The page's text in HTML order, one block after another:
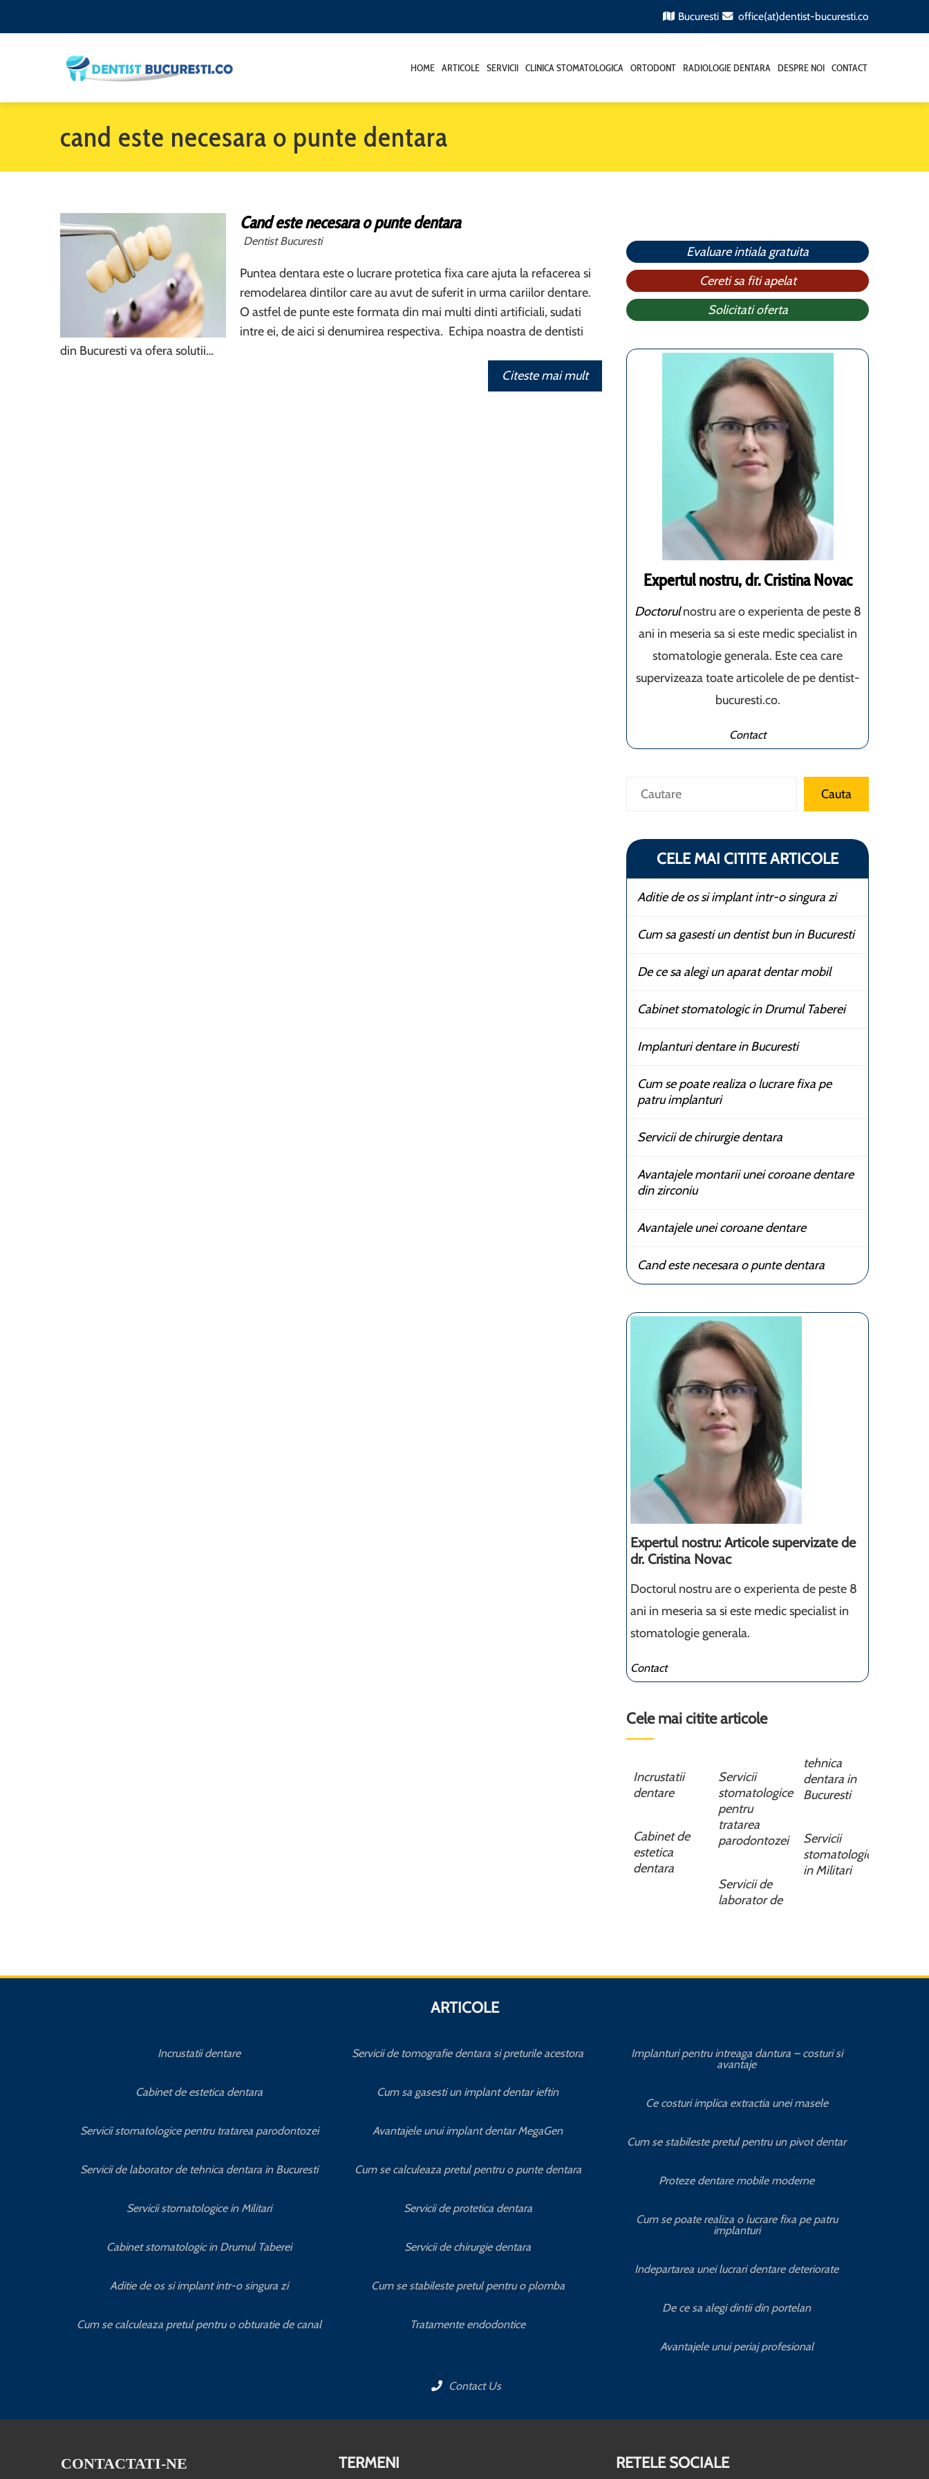
Bucuresti office(at)dentist-bucuresti.co
HOME ARTICOLE SERVICII CLINICA STOMATOLOGICA ORTODONT RADIOLOGIE DENTARA DESPRE NOI CONTACT
cand este necesara o punte dentara
Cand este necesara o punte dentara
Dentist Bucuresti
Puntea dentara este o lucrare protetica fixa care ajuta la refacerea si
remodelarea dintilor care au avut de suferit in urma cariilor dentare.
O astfel de punte este formata din mai multi dinti artificiali, sudati
intre ei, de aici si denumirea respectiva. Echipa noastra de dentisti
din Bucuresti va ofera solutii…
Citeste mai mult
Evaluare intiala gratuita
Cereti sa fiti apelat
Solicitati oferta
Expertul nostru, dr. Cristina Novac
Doctorulnostru are o experienta de peste 8
ani in meseria sa si este medic specialist in
stomatologie generala. Este cea care
supervizeaza toate articolele de pe dentist-
bucuresti.co.
Contact
Caută Cauta
CELE MAI CITITE ARTICOLE
Aditie de os si implant intr-o singura zi
Cum sa gasesti un dentist bun in Bucuresti
De ce sa alegi un aparat dentar mobil
Cabinet stomatologic in Drumul Taberei
Implanturi dentare in Bucuresti
Cum se poate realiza o lucrare fixa pe
patru implanturi
Servicii de chirurgie dentara
Avantajele montarii unei coroane dentare
din zirconiu
Avantajele unei coroane dentare
Cand este necesara o punte dentara
Expertul nostru: Articole supervizate de
dr. Cristina Novac
Doctorul nostru are o experienta de peste 8
ani in meseria sa si este medic specialist in
stomatologie generala.
Contact
Cele mai citite articole
Incrustatii
dentare
Cabinet de
estetica
dentara
Servicii
stomatologice
pentru
tratarea
parodontozei
Servicii de
laborator de
tehnica
dentara in
Bucuresti
Servicii
stomatologice
in Militari
ARTICOLE
Incrustatii dentare
Cabinet de estetica dentara
Servicii stomatologice pentru tratarea parodontozei
Servicii de laborator de tehnica dentara in Bucuresti
Servicii stomatologice in Militari
Cabinet stomatologic in Drumul Taberei
Aditie de os si implant intr-o singura zi
Cum se calculeaza pretul pentru o obturatie de canal
Servicii de tomografie dentara si preturile acestora
Cum sa gasesti un implant dentar ieftin
Avantajele unui implant dentar MegaGen
Cum se calculeaza pretul pentru o punte dentara
Servicii de protetica dentara
Servicii de chirurgie dentara
Cum se stabileste pretul pentru o plomba
Tratamente endodontice
Implanturi pentru intreaga dantura – costuri si
avantaje
Ce costuri implica extractia unei masele
Cum se stabileste pretul pentru un pivot dentar
Proteze dentare mobile moderne
Cum se poate realiza o lucrare fixa pe patru
implanturi
Indepartarea unei lucrari dentare deteriorate
De ce sa alegi dintii din portelan
Avantajele unui periaj profesional
Contact Us
CONTACTATI-NE TERMENI RETELE SOCIALE